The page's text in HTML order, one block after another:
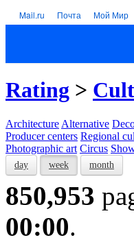
Mail.ru Почта Мой Мир
Rating >
Architecture Alternative
Producer centers Regional
Photographic art Circus
day week month
850,953
00:00.